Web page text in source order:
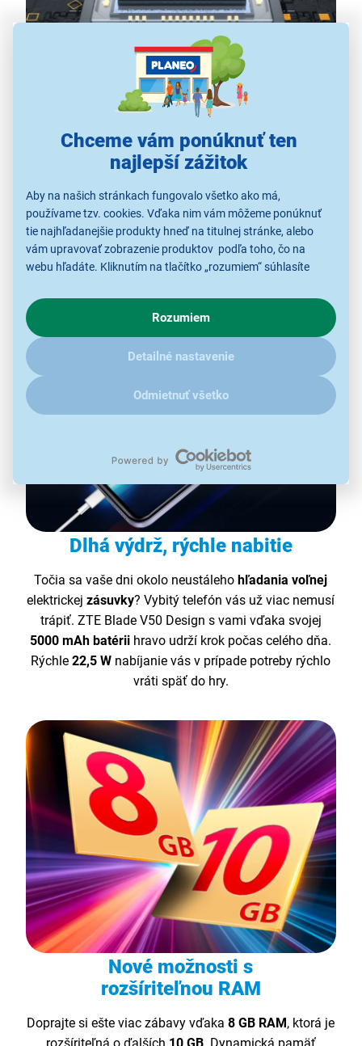
Chceme vám ponúknuť ten
najlepší zážitok
Aby na našich stránkach fungovalo všetko ako má,
používame tzv. cookies. Vďaka nim vám môžeme ponúknuť
tie najhľadanejšie produkty hneď na titulnej stránke, alebo
vám upravovať zobrazenie produktov podľa toho, čo na
webu hľadáte. Kliknutím na tlačítko „rozumiem“ súhlasíte
o chovaní na webe pre zobrazovaní cielených reklám.
V prípade že vás zaujímajú detaily, ako u nás s cookies a
ďalšími údaji pracujeme, kliknitesem.
Rozumiem
Detailné nastavenie
Odmietnuť všetko
Procesor, ktorý
nemrhá vaším časom
o drahocenný čas aj trpezlivosť? Využite každú chvíľu
na100 %a nechajte sa unášať na vlnách8-jadrového
procesoras frekvenciou1,6 GHz, s ktorým vás nič len
tak nezastaví!
Dlhá výdrž, rýchle nabitie
Točia sa vaše dni okolo neustálehohľadania voľnej
elektrickejzásuvky? Vybitý telefón vás už viac nemusí
trápiť. ZTE Blade V50 Design s vami vďaka svojej
5000 mAh batérii hravo udrží krok počas celého dňa.
Rýchle22,5 W nabíjanie vás v prípade potreby rýchlo
vráti späť do hry.
Nové možnosti s
rozšíriteľnou RAM
Doprajte si ešte viac zábavy vďaka8 GB RAM, ktorá je